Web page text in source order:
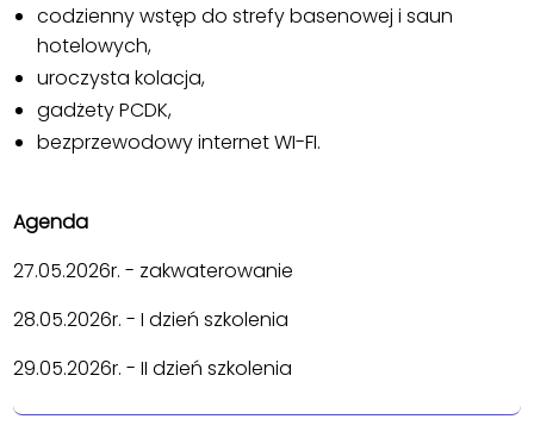
codzienny wstęp do strefy basenowej i saun
hotelowych,
uroczysta kolacja,
gadżety PCDK,
bezprzewodowy internet WI-FI.
Agenda
27.05.2026r. - zakwaterowanie
28.05.2026r. - I dzień szkolenia
29.05.2026r. - II dzień szkolenia